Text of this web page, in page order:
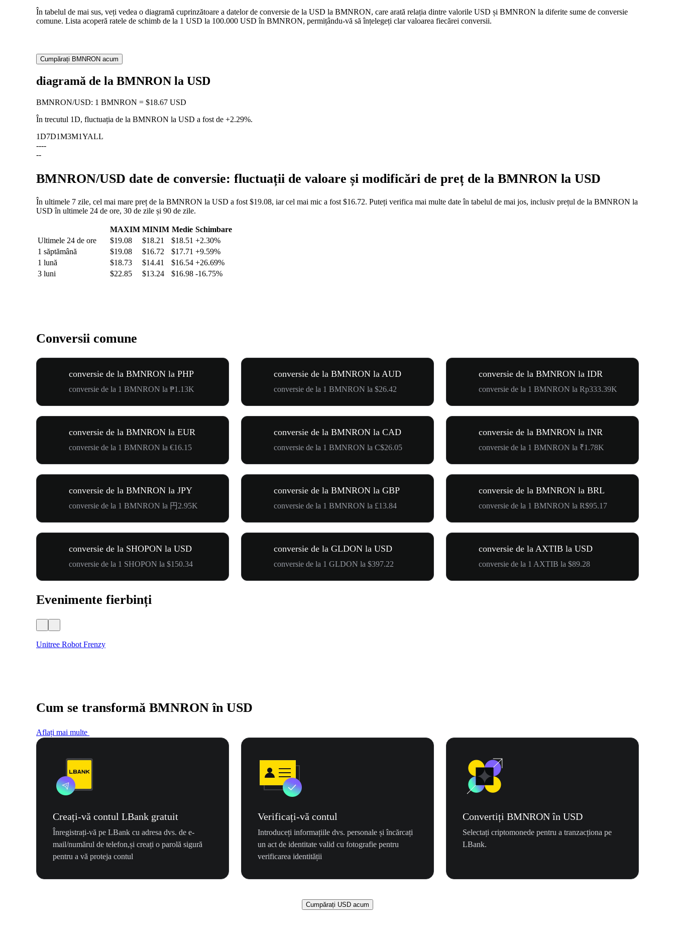
În tabelul de mai sus, veți vedea o diagramă cuprinzătoare a datelor de conversie de la USD la BMNRON, care arată relația dintre valorile USD și BMNRON la diferite sume de conversie
comune. Lista acoperă ratele de schimb de la 1 USD la 100.000 USD în BMNRON, permițându-vă să înțelegeți clar valoarea fiecărei conversii.
Cumpărați BMNRON acum
diagramă de la BMNRON la USD
BMNRON/USD: 1 BMNRON = $18.67 USD
În trecutul 1D, fluctuația de la BMNRON la USD a fost de +2.29%.
1D7D1M3M1YALL
----
--
BMNRON/USD date de conversie: fluctuații de valoare și modificări de preț de la BMNRON la USD
În ultimele 7 zile, cel mai mare preț de la BMNRON la USD a fost $19.08, iar cel mai mic a fost $16.72. Puteți verifica mai multe date în tabelul de mai jos, inclusiv prețul de la BMNRON la
USD în ultimele 24 de ore, 30 de zile și 90 de zile.
MAXIM MINIM Medie Schimbare
Ultimele 24 de ore
$19.08 $18.21 $18.51 +2.30%
1 săptămână
$19.08 $16.72 $17.71 +9.59%
1 lună
$18.73 $14.41 $16.54 +26.69%
3 luni
$22.85 $13.24 $16.98 -16.75%
Conversii comune
conversie de la BMNRON la PHP
conversie de la 1 BMNRON la ₱1.13K
conversie de la BMNRON la AUD
conversie de la 1 BMNRON la $26.42
conversie de la BMNRON la IDR
conversie de la 1 BMNRON la Rp333.39K
conversie de la BMNRON la EUR
conversie de la 1 BMNRON la €16.15
conversie de la BMNRON la CAD
conversie de la 1 BMNRON la C$26.05
conversie de la BMNRON la INR
conversie de la 1 BMNRON la ₹1.78K
conversie de la BMNRON la JPY
conversie de la 1 BMNRON la 円2.95K
conversie de la BMNRON la GBP
conversie de la 1 BMNRON la £13.84
conversie de la BMNRON la BRL
conversie de la 1 BMNRON la R$95.17
conversie de la SHOPON la USD
conversie de la 1 SHOPON la $150.34
conversie de la GLDON la USD
conversie de la 1 GLDON la $397.22
conversie de la AXTIB la USD
conversie de la 1 AXTIB la $89.28
Evenimente fierbinți
Unitree Robot Frenzy
Cum se transformă BMNRON în USD
Aflați mai multe
Creați-vă contul LBank gratuit
Înregistrați-vă pe LBank cu adresa dvs. de e-
mail/numărul de telefon,și creați o parolă sigură
pentru a vă proteja contul
Verificați-vă contul
Introduceți informațiile dvs. personale și încărcați
un act de identitate valid cu fotografie pentru
verificarea identității
Convertiți BMNRON în USD
Selectați criptomonede pentru a tranzacționa pe
LBank.
Cumpărați USD acum